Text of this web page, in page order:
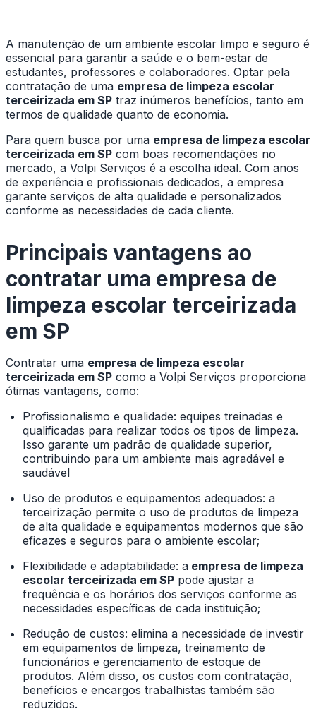
A manutenção de um ambiente escolar limpo e seguro é
essencial para garantir a saúde e o bem-estar de
estudantes, professores e colaboradores. Optar pela
contratação de uma empresa de limpeza escolar
terceirizada em SP traz inúmeros benefícios, tanto em
termos de qualidade quanto de economia.
Para quem busca por uma empresa de limpeza escolar
terceirizada em SP com boas recomendações no
mercado, a Volpi Serviços é a escolha ideal. Com anos
de experiência e profissionais dedicados, a empresa
garante serviços de alta qualidade e personalizados
conforme as necessidades de cada cliente.
Principais vantagens ao
contratar uma empresa de
limpeza escolar terceirizada
em SP
Contratar uma empresa de limpeza escolar
terceirizada em SP como a Volpi Serviços proporciona
ótimas vantagens, como:
Profissionalismo e qualidade: equipes treinadas e
qualificadas para realizar todos os tipos de limpeza.
Isso garante um padrão de qualidade superior,
contribuindo para um ambiente mais agradável e
saudável
Uso de produtos e equipamentos adequados: a
terceirização permite o uso de produtos de limpeza
de alta qualidade e equipamentos modernos que são
eficazes e seguros para o ambiente escolar;
Flexibilidade e adaptabilidade: a empresa de limpeza
escolar terceirizada em SP pode ajustar a
frequência e os horários dos serviços conforme as
necessidades específicas de cada instituição;
Redução de custos: elimina a necessidade de investir
em equipamentos de limpeza, treinamento de
funcionários e gerenciamento de estoque de
produtos. Além disso, os custos com contratação,
benefícios e encargos trabalhistas também são
reduzidos.